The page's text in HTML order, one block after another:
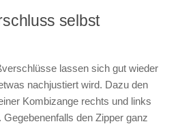
selbst
lassen sich gut wieder
nachjustiert wird. Dazu den
Kombizange rechts und links
den Zipper ganz